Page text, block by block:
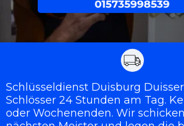
Schlüsseldienst Duisburg
Schlösser 24 Stunden am Tag.
oder Wochenenden. Wir